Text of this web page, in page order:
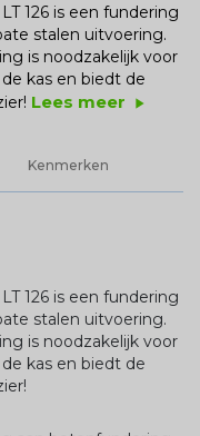
126 is een fundering
stalen uitvoering.
is noodzakelijk voor
kas en biedt de
Lees meer play_arrow
Kenmerken
126 is een fundering
stalen uitvoering.
is noodzakelijk voor
kas en biedt de